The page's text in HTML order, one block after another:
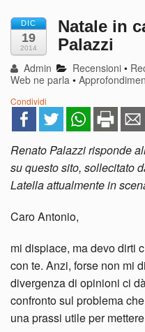
DIC
19
2014
Natale in
Palazzi
Admin Recensioni •
Web ne parla •
Condividi
Renato Palazzi risponde
su questo sito, sollecitato
Latella attualmente in
Caro Antonio,
mi dispiace, ma devo dirti
con te. Anzi, forse non mi
divergenza di opinioni ci
confronto sul problema
una prassi utile per